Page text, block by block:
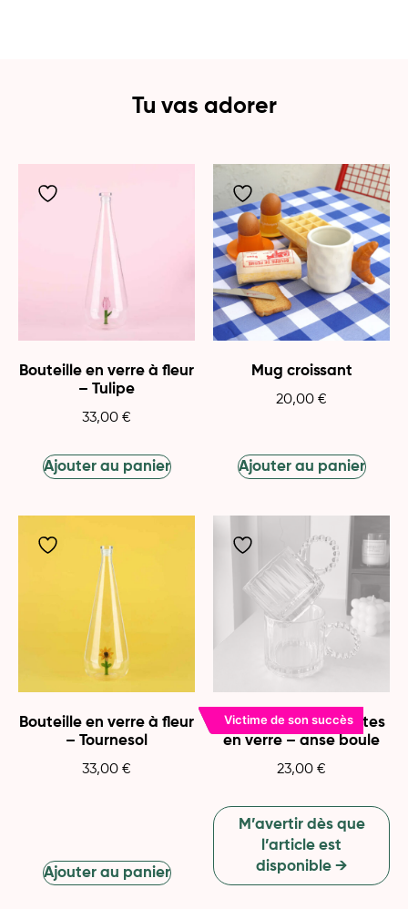
Tu vas adorer
Bouteille en verre à fleur
– Tulipe
33,00 €
Ajouter au panier
Mug croissant
20,00 €
Ajouter au panier
Bouteille en verre à fleur
– Tournesol
33,00 €
Ajouter au panier
Victime de son succès
2 tasses transparentes
en verre – anse boule
23,00 €
M’avertir dès que
l’article est
disponible →